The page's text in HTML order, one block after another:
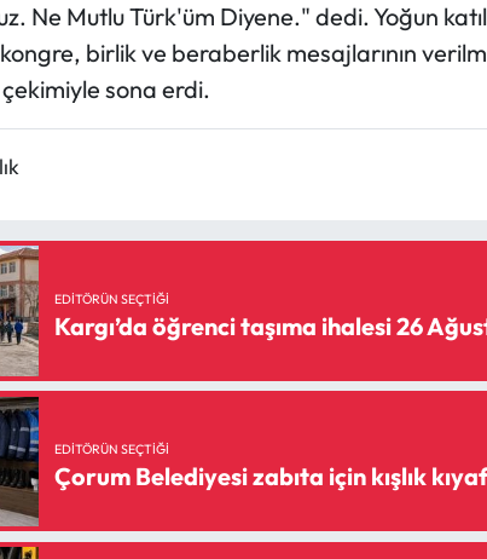
Ne Mutlu Türk'üm Diyene." dedi. Yoğun
birlik ve beraberlik mesajlarının
sona erdi.
EDITÖRÜN SEÇTIĞI
Kargı’da öğrenci taşıma ihalesi 26
EDITÖRÜN SEÇTIĞI
Çorum Belediyesi zabıta için kışlık